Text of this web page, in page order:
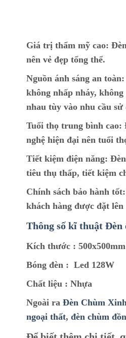
Giá trị thẩm mỹ cao:
nên vẻ đẹp tổng thể.
Nguồn ánh sáng an toàn:
không nhấp nháy,
nhau tùy vào nhu cầu sử
Tuổi thọ trung bình cao:
nghệ hiện đại nên tuổi
Tiết kiệm điện năng:
tiêu thụ thấp, tiết kiệm
Chính sách bảo hành tốt:
khách hàng được đặt lên
Thông số kĩ thuật Đèn
Kích thước : 500x500mm
Bóng đèn : Led 128W
Chất liệu : Nhựa
Ngoài ra Đèn Chùm
ngoại thất, đèn chùm